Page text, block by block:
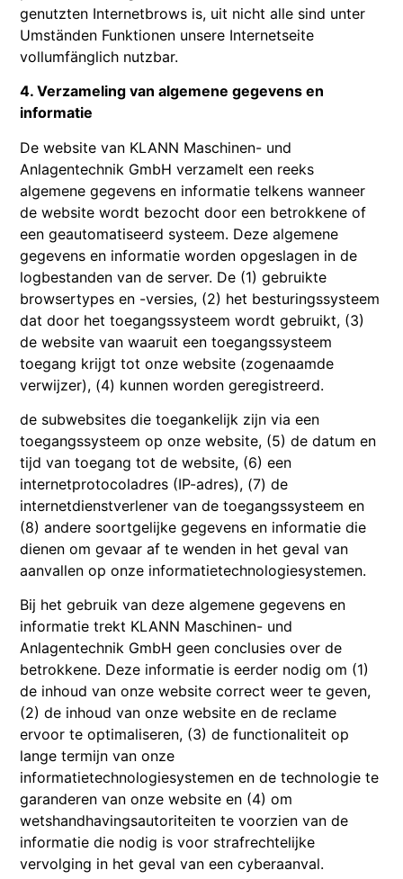
genutzten Internetbrows is, uit nicht alle sind unter
Umständen Funktionen unsere Internetseite
vollumfänglich nutzbar.
4. Verzameling van algemene gegevens en
informatie
De website van KLANN Maschinen- und
Anlagentechnik GmbH verzamelt een reeks
algemene gegevens en informatie telkens wanneer
de website wordt bezocht door een betrokkene of
een geautomatiseerd systeem. Deze algemene
gegevens en informatie worden opgeslagen in de
logbestanden van de server. De (1) gebruikte
browsertypes en -versies, (2) het besturingssysteem
dat door het toegangssysteem wordt gebruikt, (3)
de website van waaruit een toegangssysteem
toegang krijgt tot onze website (zogenaamde
verwijzer), (4) kunnen worden geregistreerd.
de subwebsites die toegankelijk zijn via een
toegangssysteem op onze website, (5) de datum en
tijd van toegang tot de website, (6) een
internetprotocoladres (IP-adres), (7) de
internetdienstverlener van de toegangssysteem en
(8) andere soortgelijke gegevens en informatie die
dienen om gevaar af te wenden in het geval van
aanvallen op onze informatietechnologiesystemen.
Bij het gebruik van deze algemene gegevens en
informatie trekt KLANN Maschinen- und
Anlagentechnik GmbH geen conclusies over de
betrokkene. Deze informatie is eerder nodig om (1)
de inhoud van onze website correct weer te geven,
(2) de inhoud van onze website en de reclame
ervoor te optimaliseren, (3) de functionaliteit op
lange termijn van onze
informatietechnologiesystemen en de technologie te
garanderen van onze website en (4) om
wetshandhavingsautoriteiten te voorzien van de
informatie die nodig is voor strafrechtelijke
vervolging in het geval van een cyberaanval.